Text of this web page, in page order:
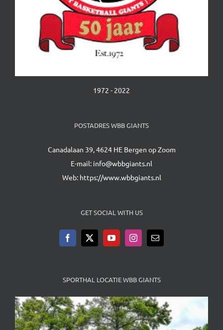
1972 - 2022
POSTADRES WBB GIANTS
Canadalaan 39, 4624 HE Bergen op Zoom
E-mail: info@wbbgiants.nl
Web: https://www.wbbgiants.nl
GET SOCIAL WITH US
SPORTHAL LOCATIE WBB GIANTS